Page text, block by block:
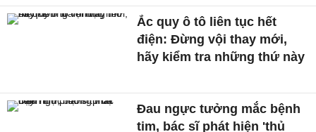
Ắc quy ô tô liên tục hết
điện: Đừng vội thay mới,
hãy kiểm tra những thứ này
Đau ngực tưởng mắc bệnh
tim, bác sĩ phát hiện 'thủ